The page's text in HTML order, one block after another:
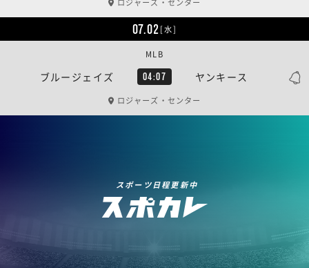
07.02[水]
ブルージェイズ 04:07 ヤンキース
MLB
ロジャーズ・センター
スポーツ日程更新中